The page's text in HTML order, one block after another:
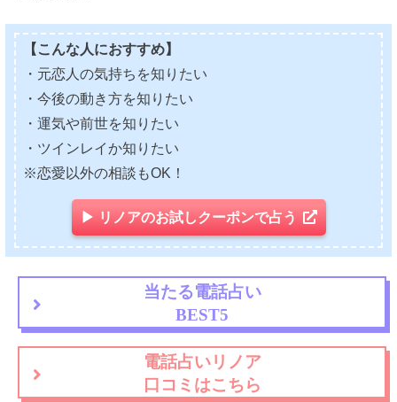
【こんな人におすすめ】
・元恋人の気持ちを知りたい
・今後の動き方を知りたい
・運気や前世を知りたい
・ツインレイか知りたい
※恋愛以外の相談もOK！
▶ リノアのお試しクーポンで占う
当たる電話占い
BEST5
電話占いリノア
口コミはこちら